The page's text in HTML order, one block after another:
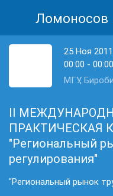
Ломоносов
25 Ноя 2011
00:00 - 00:00
МГУ,
II
ПРАКТИЧЕСКАЯ
"Региональный
регулирования"
"Региональный рынок